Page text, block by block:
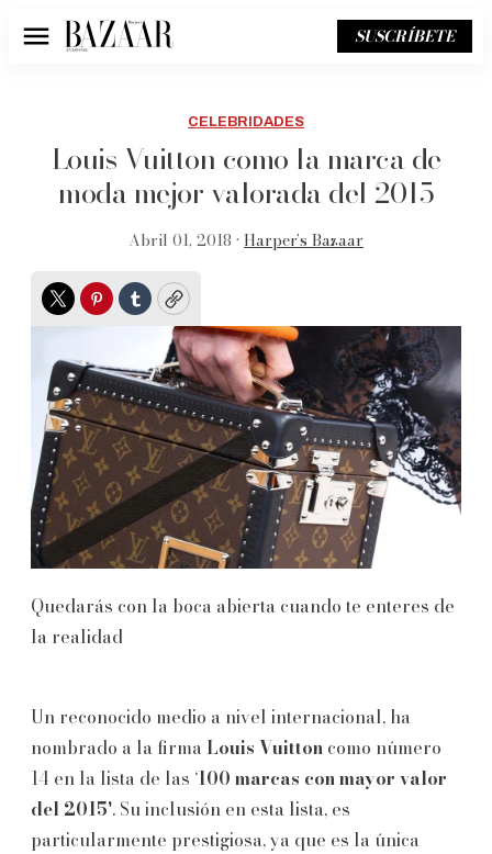
Menú SUSCRÍBETE
CELEBRIDADES
Louis Vuitton como la marca de
moda mejor valorada del 2015
Abril 01, 2018 • Harper’s Bazaar
TwitterPinterest
TumblrCopy
Quedarás con la boca abierta cuando te enteres de
la realidad
Un reconocido medio a nivel internacional, ha
nombrado a la firma Louis Vuitton como número
14 en la lista de las ‘100 marcas con mayor valor
del 2015'. Su inclusión en esta lista, es
particularmente prestigiosa, ya que es la única